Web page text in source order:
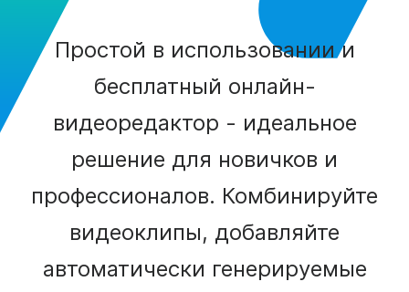
Простой в использовании и
бесплатный онлайн-
видеоредактор - идеальное
решение для новичков и
профессионалов. Комбинируйте
видеоклипы, добавляйте
автоматически генерируемые